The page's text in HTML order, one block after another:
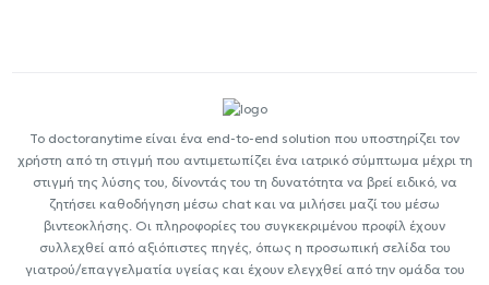
Το doctoranytime είναι ένα end-to-end solution που υποστηρίζει τον
χρήστη από τη στιγμή που αντιμετωπίζει ένα ιατρικό σύμπτωμα μέχρι τη
στιγμή της λύσης του, δίνοντάς του τη δυνατότητα να βρεί ειδικό, να
ζητήσει καθοδήγηση μέσω chat και να μιλήσει μαζί του μέσω
βιντεοκλήσης. Οι πληροφορίες του συγκεκριμένου προφίλ έχουν
συλλεχθεί από αξιόπιστες πηγές, όπως η προσωπική σελίδα του
γιατρού/επαγγελματία υγείας και έχουν ελεγχθεί από την ομάδα του